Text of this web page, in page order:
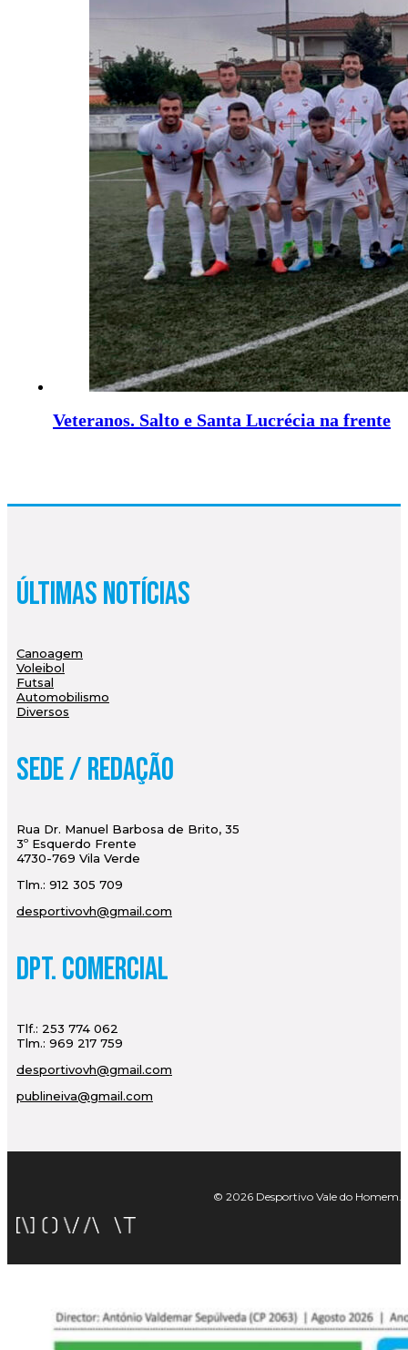
Veteranos. Salto e Santa Lucrécia na frente
Últimas Notícias
Canoagem
Voleibol
Futsal
Automobilismo
Diversos
Sede / Redação
Rua Dr. Manuel Barbosa de Brito, 35
3º Esquerdo Frente
4730-769 Vila Verde
Tlm.: 912 305 709
desportivovh@gmail.com
Dpt. Comercial
Tlf.: 253 774 062
Tlm.: 969 217 759
desportivovh@gmail.com
publineiva@gmail.com
© 2026 Desportivo Vale do Homem.